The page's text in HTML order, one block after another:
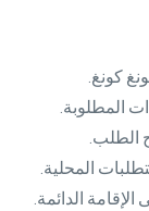
كونغ.
المطلوبة.
الطلب.
المحلية.
الدائمة.